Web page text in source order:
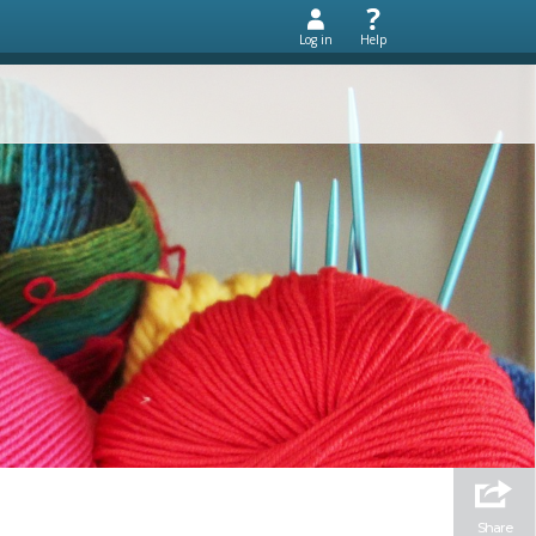
Log in Help
Share